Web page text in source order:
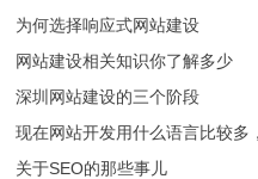
为何选择响应式网站建设
网站建设相关知识你了解多少
深圳网站建设的三个阶段
现在网站开发用什么语言比较多
关于SEO的那些事儿